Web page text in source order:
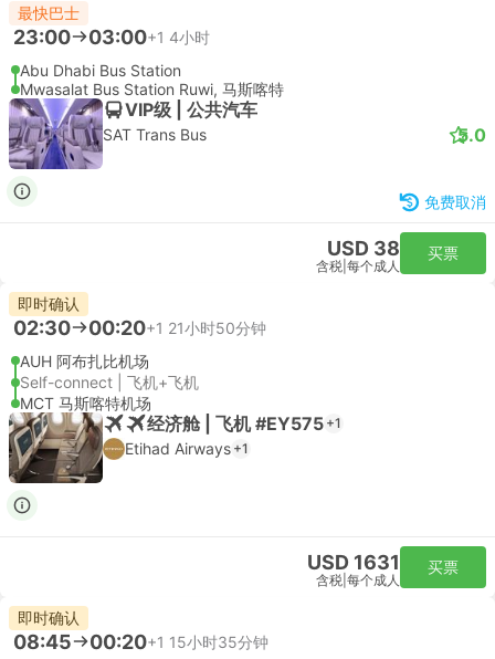
最快巴士
23:00 03:00+1 4小时
Abu Dhabi Bus Station
Mwasalat Bus Station Ruwi, 马斯喀特
VIP级 | 公共汽车
SAT Trans Bus 5.0
免费取消
USD 38
含税 每个成人
买票
即时确认
02:30 00:20+1 21小时50分钟
AUH 阿布扎比机场
Self-connect | 飞机+飞机
MCT 马斯喀特机场
经济舱 | 飞机 #EY575 +1
Etihad Airways +1
USD 1631
含税 每个成人
买票
即时确认
08:45 00:20+1 15小时35分钟